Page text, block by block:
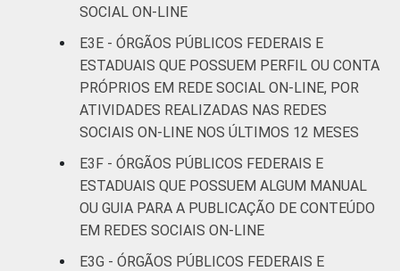
SOCIAL ON-LINE
E3E - ÓRGÃOS PÚBLICOS FEDERAIS E
ESTADUAIS QUE POSSUEM PERFIL OU CONTA
PRÓPRIOS EM REDE SOCIAL ON-LINE, POR
ATIVIDADES REALIZADAS NAS REDES
SOCIAIS ON-LINE NOS ÚLTIMOS 12 MESES
E3F - ÓRGÃOS PÚBLICOS FEDERAIS E
ESTADUAIS QUE POSSUEM ALGUM MANUAL
OU GUIA PARA A PUBLICAÇÃO DE CONTEÚDO
EM REDES SOCIAIS ON-LINE
E3G - ÓRGÃOS PÚBLICOS FEDERAIS E